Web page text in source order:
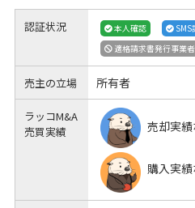
認証状況 本人確認
SMS
適格請求書発行事業者
売主の立場 所有者
ラッコM&A
売買実績
売却実績
購入実績